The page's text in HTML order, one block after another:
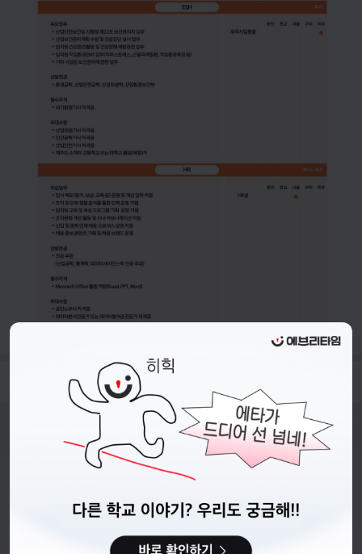
- 접수기간 : 26.03.09.(월) ~ 26.03.26.(목) 11시 까지
서울특별시 마포구 양화로 113, 5층
사업자등록번호 : 572-87-02009
개인정보처리방침 커뮤니티이용규칙 공지사항